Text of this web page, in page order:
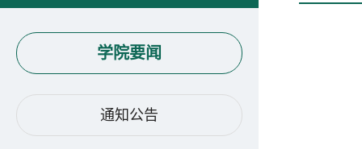
学院要闻
通知公告